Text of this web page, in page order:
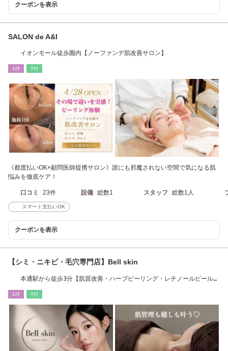
クーポンを表示
SALON de A&I
イオンモール徒歩圏内【ノーファンデ肌改善サロン】
ｴｽﾃ ﾘﾗｸ
《都度払いOK×顧問医師提携サロン》誰にも邪魔されない空間で気になる肌
悩みを徹底ケア！
口コミ 23件 設備 総数1 スタッフ 総数1人
スマート支払いOK
クーポンを表示
【シミ・ニキビ・毛穴専門店】Bell skin
本通駅から徒歩3分【肌質改善・ハーブピーリング・レチノールピール・
ｴｽﾃ ﾘﾗｸ